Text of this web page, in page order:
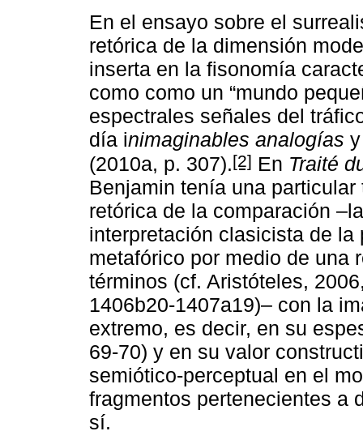
En el ensayo sobre el
retórica de la dimensión
inserta en la fisonomía
como como un “mundo
espectrales señales del
día inimaginables analogías
(2010a, p. 307).[2] En Traité
Benjamin tenía una
retórica de la comparación
interpretación clasicista de
metafórico por medio de una
términos (cf. Aristóteles,
1406b20-1407a19)– con la
extremo, es decir, en su
69-70) y en su valor
semiótico-perceptual en el
fragmentos pertenecientes a
sí.